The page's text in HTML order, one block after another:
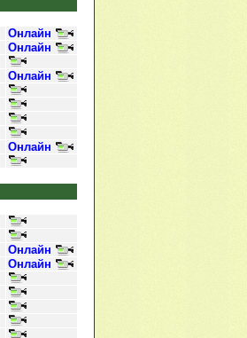
Онлайн
Онлайн
Онлайн
Онлайн
Онлайн
Онлайн